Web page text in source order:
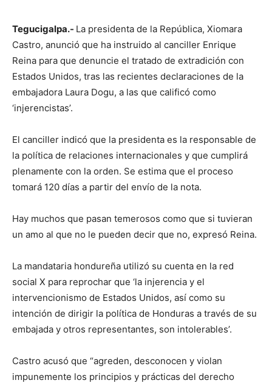
Tegucigalpa.- La presidenta de la República, Xiomara
Castro, anunció que ha instruido al canciller Enrique
Reina para que denuncie el tratado de extradición con
Estados Unidos, tras las recientes declaraciones de la
embajadora Laura Dogu, a las que calificó como
‘injerencistas’.
El canciller indicó que la presidenta es la responsable de
la política de relaciones internacionales y que cumplirá
plenamente con la orden. Se estima que el proceso
tomará 120 días a partir del envío de la nota.
Hay muchos que pasan temerosos como que si tuvieran
un amo al que no le pueden decir que no, expresó Reina.
La mandataria hondureña utilizó su cuenta en la red
social X para reprochar que ‘la injerencia y el
intervencionismo de Estados Unidos, así como su
intención de dirigir la política de Honduras a través de su
embajada y otros representantes, son intolerables’.
Castro acusó que “agreden, desconocen y violan
impunemente los principios y prácticas del derecho